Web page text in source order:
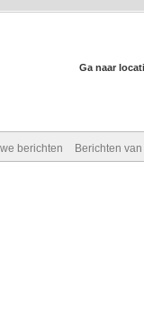
Ga naar
berichten Berichten